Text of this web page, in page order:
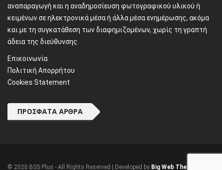
αναπαραγωγή και η αναδημοσίευση φωτογραφικού υλικού ή
κειμένων σε ηλεκτρονικά μέσα ή άλλα μέσα ενημέρωσης, ακόμα
και με τη συγκατάθεση των διαφημιζομένων, χωρίς τη γραπτή
άδεια της διεύθυνσης.
Επικοινωνία
Πολιτική Απορρήτου
Cookies Statement
ΠΡΌΣΦΑΤΑ ΆΡΘΡΑ
© 2020 BSS Plus - All Rights Reserved | Developed by Big Web Theory